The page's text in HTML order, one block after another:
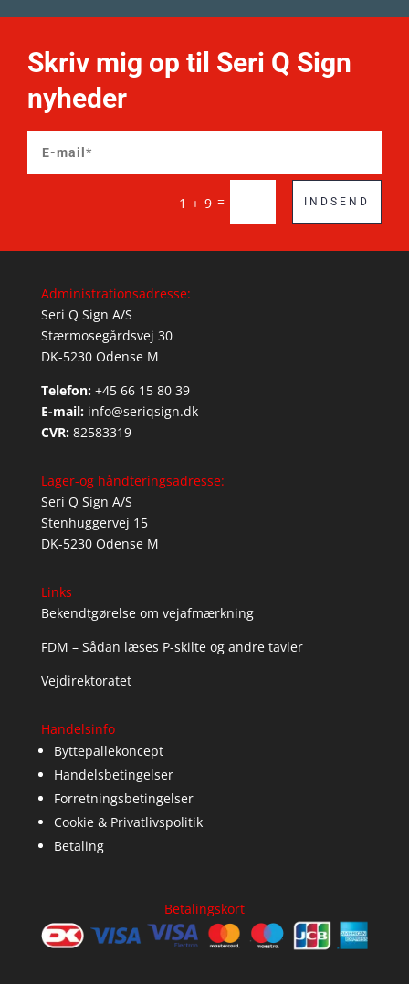
Skriv mig op til Seri Q Sign
nyheder
1 + 9 = INDSEND
Administrationsadresse:
Seri Q Sign A/S
Stærmosegårdsvej 30
DK-5230 Odense M
Telefon: +45 66 15 80 39
E-mail: info@seriqsign.dk
CVR: 82583319
Lager-og håndteringsadresse:
Seri Q Sign A/S
Stenhuggervej 15
DK-5230 Odense M
Links
Bekendtgørelse om vejafmærkning
FDM – Sådan læses P-skilte og andre tavler
Vejdirektoratet
Handelsinfo
Byttepallekoncept
Handelsbetingelser
Forretningsbetingelser
Cookie & Privatlivspolitik
Betaling
Betalingskort